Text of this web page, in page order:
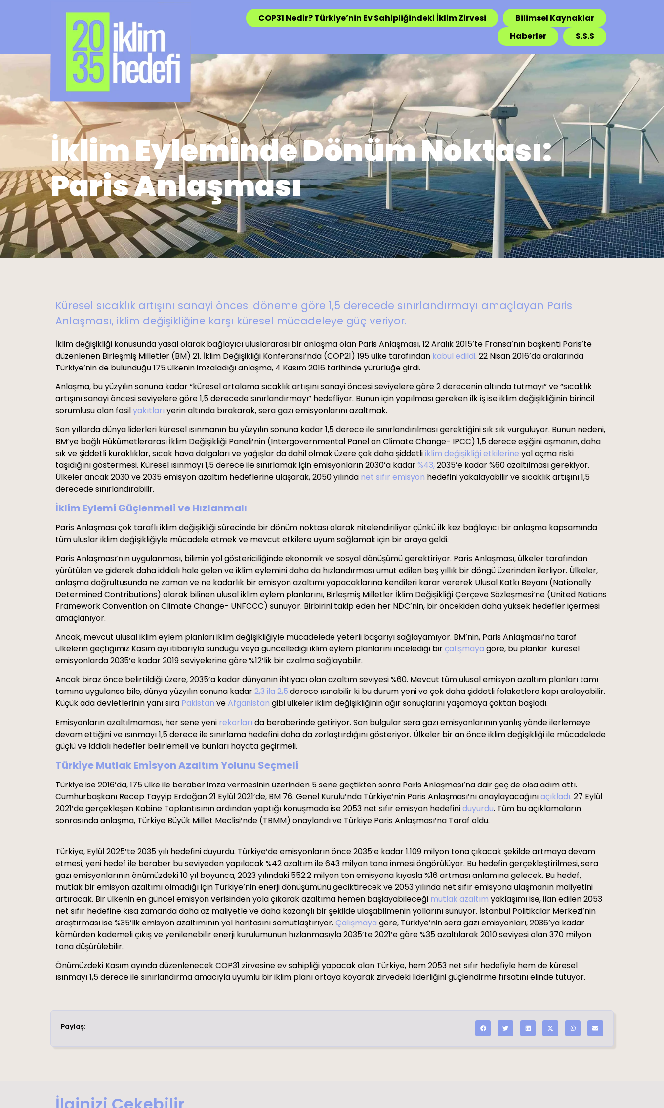
COP31 Nedir? Türkiye’nin Ev Sahipliğindeki İklim Zirvesi
Bilimsel Kaynaklar
Haberler
S.S.S
İklim Eyleminde Dönüm Noktası:
Paris Anlaşması
Küresel sıcaklık artışını sanayi öncesi döneme göre 1,5 derecede sınırlandırmayı amaçlayan Paris
Anlaşması, iklim değişikliğine karşı küresel mücadeleye güç veriyor.
İklim değişikliği konusunda yasal olarak bağlayıcı uluslararası bir anlaşma olan Paris Anlaşması, 12 Aralık 2015’te Fransa’nın başkenti Paris’te
düzenlenen Birleşmiş Milletler (BM) 21. İklim Değişikliği Konferansı’nda (COP21) 195 ülke tarafından kabul edildi. 22 Nisan 2016’da aralarında
Türkiye’nin de bulunduğu 175 ülkenin imzaladığı anlaşma, 4 Kasım 2016 tarihinde yürürlüğe girdi.
Anlaşma, bu yüzyılın sonuna kadar “küresel ortalama sıcaklık artışını sanayi öncesi seviyelere göre 2 derecenin altında tutmayı” ve “sıcaklık
artışını sanayi öncesi seviyelere göre 1,5 derecede sınırlandırmayı” hedefliyor. Bunun için yapılması gereken ilk iş ise iklim değişikliğinin birincil
sorumlusu olan fosilyakıtları yerin altında bırakarak, sera gazı emisyonlarını azaltmak.
Son yıllarda dünya liderleri küresel ısınmanın bu yüzyılın sonuna kadar 1,5 derece ile sınırlandırılması gerektiğini sık sık vurguluyor. Bunun nedeni,
BM’ye bağlı Hükümetlerarası İklim Değişikliği Paneli’nin (Intergovernmental Panel on Climate Change- IPCC) 1,5 derece eşiğini aşmanın, daha
sık ve şiddetli kuraklıklar, sıcak hava dalgaları ve yağışlar da dahil olmak üzere çok daha şiddetliiklim değişikliği etkilerine yol açma riski
taşıdığını göstermesi. Küresel ısınmayı 1,5 derece ile sınırlamak için emisyonların 2030’a kadar%43,2035’e kadar %60 azaltılması gerekiyor.
Ülkeler ancak 2030 ve 2035 emisyon azaltım hedeflerine ulaşarak, 2050 yılında net sıfır emisyon hedefini yakalayabilir ve sıcaklık artışını 1,5
derecede sınırlandırabilir.
İklim Eylemi Güçlenmeli ve Hızlanmalı
Paris Anlaşması çok taraflı iklim değişikliği sürecinde bir dönüm noktası olarak nitelendiriliyor çünkü ilk kez bağlayıcı bir anlaşma kapsamında
tüm uluslar iklim değişikliğiyle mücadele etmek ve mevcut etkilere uyum sağlamak için bir araya geldi.
Paris Anlaşması’nın uygulanması, bilimin yol göstericiliğinde ekonomik ve sosyal dönüşümü gerektiriyor. Paris Anlaşması, ülkeler tarafından
yürütülen ve giderek daha iddialı hale gelen ve iklim eylemini daha da hızlandırması umut edilen beş yıllık bir döngü üzerinden ilerliyor. Ülkeler,
anlaşma doğrultusunda ne zaman ve ne kadarlık bir emisyon azaltımı yapacaklarına kendileri karar vererek Ulusal Katkı Beyanı (Nationally
Determined Contributions) olarak bilinen ulusal iklim eylem planlarını, Birleşmiş Milletler İklim Değişikliği Çerçeve Sözleşmesi’ne (United Nations
Framework Convention on Climate Change- UNFCCC) sunuyor. Birbirini takip eden her NDC’nin, bir öncekiden daha yüksek hedefler içermesi
amaçlanıyor.
Ancak, mevcut ulusal iklim eylem planları iklim değişikliğiyle mücadelede yeterli başarıyı sağlayamıyor. BM’nin, Paris Anlaşması’na taraf
ülkelerin geçtiğimiz Kasım ayı itibarıyla sunduğu veya güncellediği iklim eylem planlarını incelediği birçalışmaya göre, bu planlar küresel
emisyonlarda 2035’e kadar 2019 seviyelerine göre %12’lik bir azalma sağlayabilir.
Ancak biraz önce belirtildiği üzere, 2035’a kadar dünyanın ihtiyacı olan azaltım seviyesi %60. Mevcut tüm ulusal emisyon azaltım planları tamı
tamına uygulansa bile, dünya yüzyılın sonuna kadar2,3 ila 2,5 derece ısınabilir ki bu durum yeni ve çok daha şiddetli felaketlere kapı aralayabilir.
Küçük ada devletlerinin yanı sıra Pakistan veAfganistan gibi ülkeler iklim değişikliğinin ağır sonuçlarını yaşamaya çoktan başladı.
Emisyonların azaltılmaması, her sene yeni rekorları da beraberinde getiriyor. Son bulgular sera gazı emisyonlarının yanlış yönde ilerlemeye
devam ettiğini ve ısınmayı 1,5 derece ile sınırlama hedefini daha da zorlaştırdığını gösteriyor. Ülkeler bir an önce iklim değişikliği ile mücadelede
güçlü ve iddialı hedefler belirlemeli ve bunları hayata geçirmeli.
Türkiye Mutlak Emisyon Azaltım Yolunu Seçmeli
Türkiye ise 2016’da, 175 ülke ile beraber imza vermesinin üzerinden 5 sene geçtikten sonra Paris Anlaşması’na dair geç de olsa adım attı.
Cumhurbaşkanı Recep Tayyip Erdoğan 21 Eylül 2021’de, BM 76. Genel Kurulu’nda Türkiye’nin Paris Anlaşması’nı onaylayacağınıaçıkladı. 27 Eylül
2021’de gerçekleşen Kabine Toplantısının ardından yaptığı konuşmada ise 2053 net sıfır emisyon hedefiniduyurdu. Tüm bu açıklamaların
sonrasında anlaşma, Türkiye Büyük Millet Meclisi’nde (TBMM) onaylandı ve Türkiye Paris Anlaşması’na Taraf oldu.
Türkiye, Eylül 2025’te 2035 yılı hedefini duyurdu. Türkiye’de emisyonların önce 2035’e kadar 1.109 milyon tona çıkacak şekilde artmaya devam
etmesi, yeni hedef ile beraber bu seviyeden yapılacak %42 azaltım ile 643 milyon tona inmesi öngörülüyor. Bu hedefin gerçekleştirilmesi, sera
gazı emisyonlarının önümüzdeki 10 yıl boyunca, 2023 yılındaki 552.2 milyon ton emisyona kıyasla %16 artması anlamına gelecek. Bu hedef,
mutlak bir emisyon azaltımı olmadığı için Türkiye’nin enerji dönüşümünü geciktirecek ve 2053 yılında net sıfır emisyona ulaşmanın maliyetini
artıracak. Bir ülkenin en güncel emisyon verisinden yola çıkarak azaltıma hemen başlayabileceği mutlak azaltım yaklaşımı ise, ilan edilen 2053
net sıfır hedefine kısa zamanda daha az maliyetle ve daha kazançlı bir şekilde ulaşabilmenin yollarını sunuyor. İstanbul Politikalar Merkezi’nin
araştırması ise %35’lik emisyon azaltımının yol haritasını somutlaştırıyor. Çalışmaya göre, Türkiye’nin sera gazı emisyonları, 2036’ya kadar
kömürden kademeli çıkış ve yenilenebilir enerji kurulumunun hızlanmasıyla 2035’te 2021’e göre %35 azaltılarak 2010 seviyesi olan 370 milyon
tona düşürülebilir.
Önümüzdeki Kasım ayında düzenlenecek COP31 zirvesine ev sahipliği yapacak olan Türkiye, hem 2053 net sıfır hedefiyle hem de küresel
ısınmayı 1,5 derece ile sınırlandırma amacıyla uyumlu bir iklim planı ortaya koyarak zirvedeki liderliğini güçlendirme fırsatını elinde tutuyor.
Paylaş: